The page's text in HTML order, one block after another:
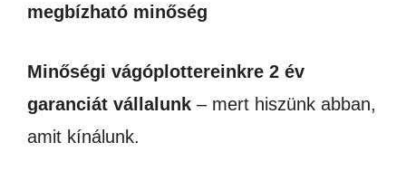
megbízható minőség
Minőségi vágóplottereinkre 2 év
garanciát vállalunk – mert hiszünk abban,
amit kínálunk.